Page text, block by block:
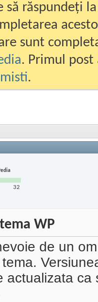
să răspundeți
sunt
. Primul
.
32
WP
de un
actualizata